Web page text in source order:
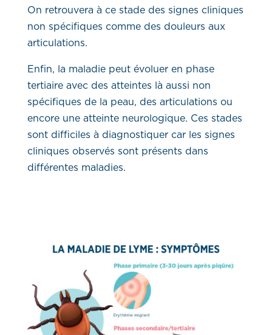
On retrouvera à ce stade des signes cliniques
non spécifiques comme des douleurs aux
articulations.
Enfin, la maladie peut évoluer en phase
tertiaire avec des atteintes là aussi non
spécifiques de la peau, des articulations ou
encore une atteinte neurologique. Ces stades
sont difficiles à diagnostiquer car les signes
cliniques observés sont présents dans
différentes maladies.